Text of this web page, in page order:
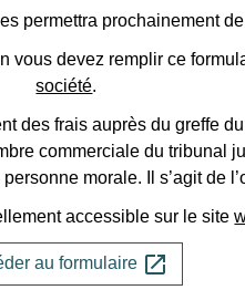
permettra prochainement
vous devez remplir ce
société.
des frais auprès du greffe
commerciale du tribunal
morale. Il s’agit de
accessible sur le site
au formulaire open_in_new